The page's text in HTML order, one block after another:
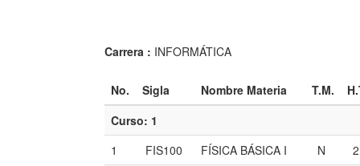
Carrera : INFORMÁTICA
No. Sigla Nombre Materia T.M.
Curso: 1
1
FIS100 FÍSICA BÁSICA I N